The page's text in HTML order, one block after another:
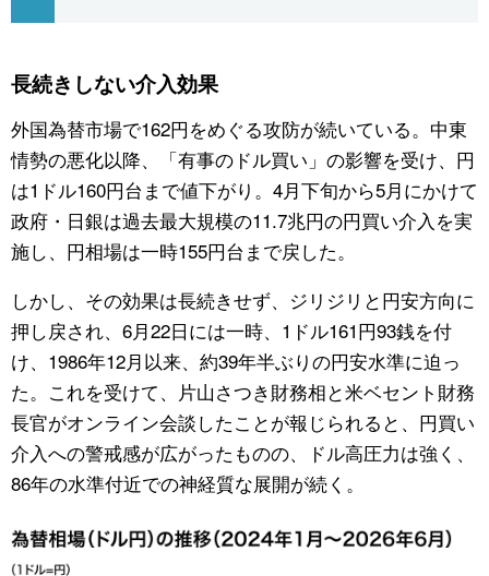
長続きしない介入効果
外国為替市場で162円をめぐる攻防が続いている。中東
情勢の悪化以降、「有事のドル買い」の影響を受け、円
は1ドル160円台まで値下がり。4月下旬から5月にかけて
政府・日銀は過去最大規模の11.7兆円の円買い介入を実
施し、円相場は一時155円台まで戻した。
しかし、その効果は長続きせず、ジリジリと円安方向に
押し戻され、6月22日には一時、1ドル161円93銭を付
け、1986年12月以来、約39年半ぶりの円安水準に迫っ
た。これを受けて、片山さつき財務相と米ベセント財務
長官がオンライン会談したことが報じられると、円買い
介入への警戒感が広がったものの、ドル高圧力は強く、
86年の水準付近での神経質な展開が続く。